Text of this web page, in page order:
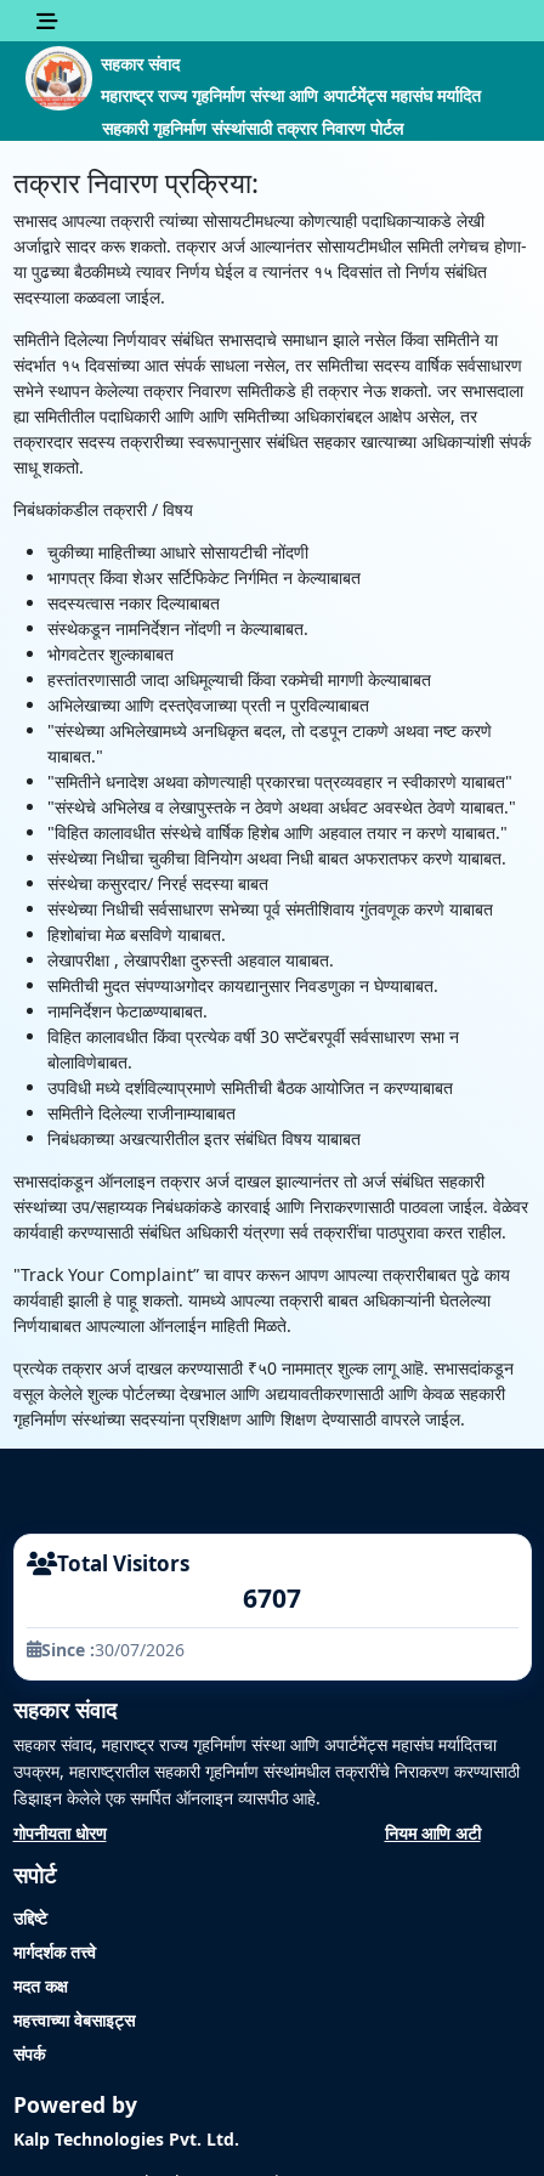
सहकार संवाद
महाराष्ट्र राज्य गृहनिर्माण संस्था आणि अपार्टमेंट्स महासंघ मर्यादित
सहकारी गृहनिर्माण संस्थांसाठी तक्रार निवारण पोर्टल
तक्रार निवारण प्रक्रिया:
सभासद आपल्या तक्रारी त्यांच्या सोसायटीमधल्या कोणत्याही पदाधिकाऱ्याकडे लेखी
अर्जाद्वारे सादर करू शकतो. तक्रार अर्ज आल्यानंतर सोसायटीमधील समिती लगेचच होणा-
या पुढच्या बैठकीमध्ये त्यावर निर्णय घेईल व त्यानंतर १५ दिवसांत तो निर्णय संबंधित
सदस्याला कळवला जाईल.
समितीने दिलेल्या निर्णयावर संबंधित सभासदाचे समाधान झाले नसेल किंवा समितीने या
संदर्भात १५ दिवसांच्या आत संपर्क साधला नसेल, तर समितीचा सदस्य वार्षिक सर्वसाधारण
सभेने स्थापन केलेल्या तक्रार निवारण समितीकडे ही तक्रार नेऊ शकतो. जर सभासदाला
ह्या समितीतील पदाधिकारी आणि आणि समितीच्या अधिकारांबद्दल आक्षेप असेल, तर
तक्रारदार सदस्य तक्रारीच्या स्वरूपानुसार संबंधित सहकार खात्याच्या अधिकाऱ्यांशी संपर्क
साधू शकतो.
निबंधकांकडील तक्रारी / विषय
चुकीच्या माहितीच्या आधारे सोसायटीची नोंदणी
भागपत्र किंवा शेअर सर्टिफिकेट निर्गमित न केल्याबाबत
सदस्यत्वास नकार दिल्याबाबत
संस्थेकडून नामनिर्देशन नोंदणी न केल्याबाबत.
भोगवटेतर शुल्काबाबत
हस्तांतरणासाठी जादा अधिमूल्याची किंवा रकमेची मागणी केल्याबाबत
अभिलेखाच्या आणि दस्तऐवजाच्या प्रती न पुरविल्याबाबत
"संस्थेच्या अभिलेखामध्ये अनधिकृत बदल, तो दडपून टाकणे अथवा नष्ट करणे
याबाबत."
"समितीने धनादेश अथवा कोणत्याही प्रकारचा पत्रव्यवहार न स्वीकारणे याबाबत"
"संस्थेचे अभिलेख व लेखापुस्तके न ठेवणे अथवा अर्धवट अवस्थेत ठेवणे याबाबत."
"विहित कालावधीत संस्थेचे वार्षिक हिशेब आणि अहवाल तयार न करणे याबाबत."
संस्थेच्या निधीचा चुकीचा विनियोग अथवा निधी बाबत अफरातफर करणे याबाबत.
संस्थेचा कसुरदार/ निरर्ह सदस्या बाबत
संस्थेच्या निधीची सर्वसाधारण सभेच्या पूर्व संमतीशिवाय गुंतवणूक करणे याबाबत
हिशोबांचा मेळ बसविणे याबाबत.
लेखापरीक्षा , लेखापरीक्षा दुरुस्ती अहवाल याबाबत.
समितीची मुदत संपण्याअगोदर कायद्यानुसार निवडणुका न घेण्याबाबत.
नामनिर्देशन फेटाळण्याबाबत.
विहित कालावधीत किंवा प्रत्येक वर्षी 30 सप्टेंबरपूर्वी सर्वसाधारण सभा न
बोलाविणेबाबत.
उपविधी मध्ये दर्शविल्याप्रमाणे समितीची बैठक आयोजित न करण्याबाबत
समितीने दिलेल्या राजीनाम्याबाबत
निबंधकाच्या अखत्यारीतील इतर संबंधित विषय याबाबत
सभासदांकडून ऑनलाइन तक्रार अर्ज दाखल झाल्यानंतर तो अर्ज संबंधित सहकारी
संस्थांच्या उप/सहाय्यक निबंधकांकडे कारवाई आणि निराकरणासाठी पाठवला जाईल. वेळेवर
कार्यवाही करण्यासाठी संबंधित अधिकारी यंत्रणा सर्व तक्रारींचा पाठपुरावा करत राहील.
"Track Your Complaint” चा वापर करून आपण आपल्या तक्रारीबाबत पुढे काय
कार्यवाही झाली हे पाहू शकतो. यामध्ये आपल्या तक्रारी बाबत अधिकाऱ्यांनी घेतलेल्या
निर्णयाबाबत आपल्याला ऑनलाईन माहिती मिळते.
प्रत्येक तक्रार अर्ज दाखल करण्यासाठी ₹५0 नाममात्र शुल्क लागू आहॆ. सभासदांकडून
वसूल केलेले शुल्क पोर्टलच्या देखभाल आणि अद्ययावतीकरणासाठी आणि केवळ सहकारी
गृहनिर्माण संस्थांच्या सदस्यांना प्रशिक्षण आणि शिक्षण देण्यासाठी वापरले जाईल.
Total Visitors
6707
Since :30/07/2026
सहकार संवाद
सहकार संवाद, महाराष्ट्र राज्य गृहनिर्माण संस्था आणि अपार्टमेंट्स महासंघ मर्यादितचा
उपक्रम, महाराष्ट्रातील सहकारी गृहनिर्माण संस्थांमधील तक्रारींचे निराकरण करण्यासाठी
डिझाइन केलेले एक समर्पित ऑनलाइन व्यासपीठ आहे.
गोपनीयता धोरण
नियम आणि अटी
सपोर्ट
उद्दिष्टे
मार्गदर्शक तत्त्वे
मदत कक्ष
महत्त्वाच्या वेबसाइट्स
संपर्क
Powered by
Kalp Technologies Pvt. Ltd.